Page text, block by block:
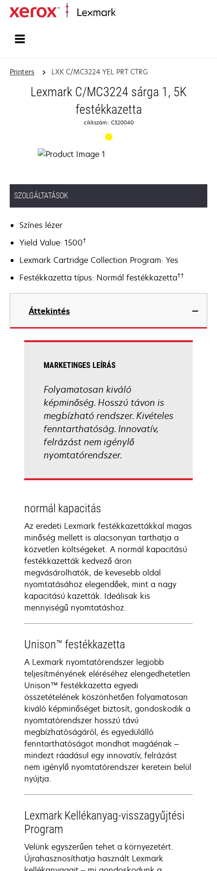
Printers LXK C/MC3224 YEL PRT CTRG
Lexmark C/MC3224 sárga 1, 5K
festékkazetta
cikkszám:: C320040
SZOLGÁLTATÁSOK
Színes lézer
Yield Value: 1500†
Lexmark Cartridge Collection Program: Yes
Festékkazetta típus: Normál festékkazetta††
Áttekintés
MARKETINGES LEÍRÁS
Folyamatosan kiváló
képminőség. Hosszú távon is
megbízható rendszer. Kivételes
fenntarthatóság. Innovatív,
felrázást nem igénylő
nyomtatórendszer.
normál kapacitás
Az eredeti Lexmark festékkazettákkal magas
minőség mellett is alacsonyan tarthatja a
közvetlen költségeket. A normál kapacitású
festékkazetták kedvező áron
megvásárolhatók, de kevesebb oldal
nyomtatásához elegendőek, mint a nagy
kapacitású kazetták. Ideálisak kis
mennyiségű nyomtatáshoz.
Unison™ festékkazetta
A Lexmark nyomtatórendszer legjobb
teljesítményének eléréséhez elengedhetetlen
Unison™ festékkazetta egyedi
összetételének köszönhetően folyamatosan
kiváló képminőséget biztosít, gondoskodik a
nyomtatórendszer hosszú távú
megbízhatóságáról, és egyedülálló
fenntarthatóságot mondhat magáénak –
mindezt ráadásul egy innovatív, felrázást
nem igénylő nyomtatórendszer keretein belül
nyújtja.
Lexmark Kellékanyag-visszagyűjtési
Program
Velünk egyszerűen tehet a környezetért.
Újrahasznosíthatja használt Lexmark